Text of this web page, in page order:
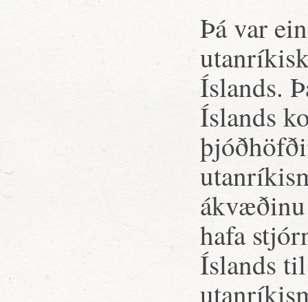
Þá var
Íslands.
Íslands
hafa
Íslands